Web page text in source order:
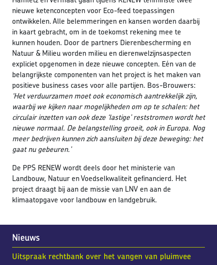
Nieuws
Uitspraak rechtbank over het vangen van pluimvee
nieuwe ketenconcepten voor Eco-feed toepassingen
ontwikkelen. Alle belemmeringen en kansen worden daarbij
in kaart gebracht, om in de toekomst rekening mee te
kunnen houden. Door de partners Dierenbescherming en
Natuur & Milieu worden milieu en dierenwelzijnsaspecten
expliciet opgenomen in deze nieuwe concepten. Eén van de
belangrijkste componenten van het project is het maken van
positieve business cases voor alle partijen. Bos-Brouwers:
‘Het verduurzamen moet ook economisch aantrekkelijk zijn,
waarbij we kijken naar mogelijkheden om op te schalen: het
circulair inzetten van ook deze ‘lastige’ reststromen wordt het
nieuwe normaal. De belangstelling groeit, ook in Europa. Nog
meer bedrijven kunnen zich aansluiten bij deze beweging: het
gaat nu gebeuren.’
De PPS RENEW wordt deels door het ministerie van
Landbouw, Natuur en Voedselkwaliteit gefinancierd. Het
project draagt bij aan de missie van LNV en aan de
klimaatopgave voor landbouw en landgebruik.